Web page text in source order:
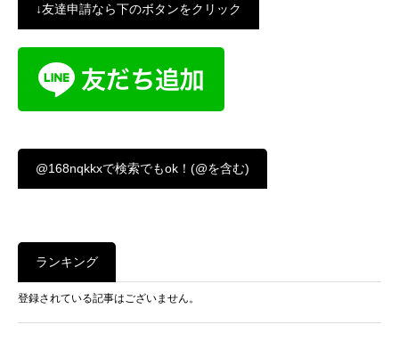
↓友達申請なら下のボタンをクリック
@168nqkkxで検索でもok！(@を含む)
ランキング
登録されている記事はございません。